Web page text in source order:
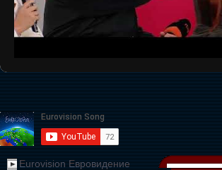
Eurovision Евровидение